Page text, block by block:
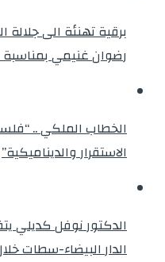
برقية تهنئة الى
رضوان غنيمي
الخطاب الملكي ..
الاستقرار والديناميكية”
الدار البيضاء-سطات خلال